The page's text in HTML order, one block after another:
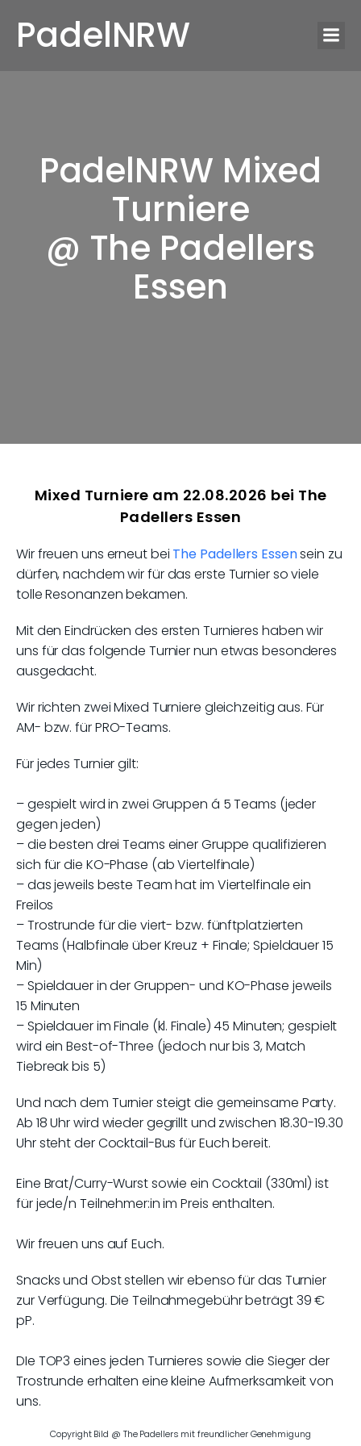
PadelNRW
PadelNRW Mixed
Turniere
@ The Padellers
Essen
Mixed Turniere am 22.08.2026 bei The
Padellers Essen
Wir freuen uns erneut bei The Padellers Essensein zu
dürfen, nachdem wir für das erste Turnier so viele
tolle Resonanzen bekamen.
Mit den Eindrücken des ersten Turnieres haben wir
uns für das folgende Turnier nun etwas besonderes
ausgedacht.
Wir richten zwei Mixed Turniere gleichzeitig aus. Für
AM- bzw. für PRO-Teams.
Für jedes Turnier gilt:
– gespielt wird in zwei Gruppen á 5 Teams (jeder
gegen jeden)
– die besten drei Teams einer Gruppe qualifizieren
sich für die KO-Phase (ab Viertelfinale)
– das jeweils beste Team hat im Viertelfinale ein
Freilos
– Trostrunde für die viert- bzw. fünftplatzierten
Teams (Halbfinale über Kreuz + Finale; Spieldauer 15
Min)
– Spieldauer in der Gruppen- und KO-Phase jeweils
15 Minuten
– Spieldauer im Finale (kl. Finale) 45 Minuten; gespielt
wird ein Best-of-Three (jedoch nur bis 3, Match
Tiebreak bis 5)
Und nach dem Turnier steigt die gemeinsame Party.
Ab 18 Uhr wird wieder gegrillt und zwischen 18.30-19.30
Uhr steht der Cocktail-Bus für Euch bereit.
Eine Brat/Curry-Wurst sowie ein Cocktail (330ml) ist
für jede/n Teilnehmer:in im Preis enthalten.
Wir freuen uns auf Euch.
Snacks und Obst stellen wir ebenso für das Turnier
zur Verfügung. Die Teilnahmegebühr beträgt 39 €
pP.
DIe TOP3 eines jeden Turnieres sowie die Sieger der
Trostrunde erhalten eine kleine Aufmerksamkeit von
uns.
Copyright Bild @ The Padellers mit freundlicher Genehmigung